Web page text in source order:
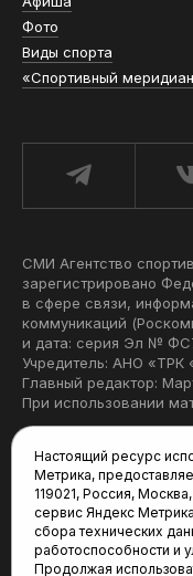
Фото
Виды спорта
«Спортивный
СМИ Агентство
зарегистрировано
в сфере связи,
коммуникаций
и дата: серия Эл №
Учредитель: АНО «ТРК
Главный редактор:
При использовании
Редакция:
625035, Тюмень, пр.
(3452) 68-22-28
tum-arena@mail.ru
Настоящий ресурс
Метрика,
119021, Россия,
сервис Яндекс
сбора технических
работоспособности и
Продолжая